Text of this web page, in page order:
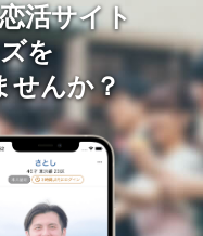
活サイト
を
せんか？